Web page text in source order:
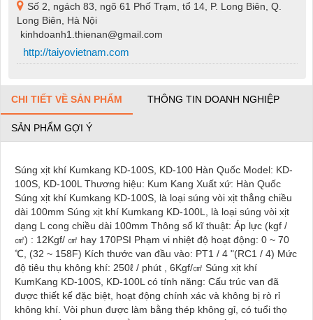
Số 2, ngách 83, ngõ 61 Phố Trạm, tổ 14, P. Long Biên, Q.
Long Biên, Hà Nội
kinhdoanh1.thienan@gmail.com
http://taiyovietnam.com
CHI TIẾT VỀ SẢN PHẨM THÔNG TIN DOANH NGHIỆP
SẢN PHẨM GỢI Ý
Súng xịt khí Kumkang KD-100S, KD-100 Hàn Quốc Model: KD-
100S, KD-100L Thương hiệu: Kum Kang Xuất xứ: Hàn Quốc
Súng xịt khí Kumkang KD-100S, là loại súng vòi xịt thẳng chiều
dài 100mm Súng xịt khí Kumkang KD-100L, là loại súng vòi xịt
dạng L cong chiều dài 100mm Thông số kĩ thuật: Áp lực (kgf /
㎠) : 12Kgf/ ㎠ hay 170PSI Phạm vi nhiệt độ hoạt động: 0 ~ 70
℃, (32 ~ 158F) Kích thước van đầu vào: PT1 / 4 "(RC1 / 4) Mức
độ tiêu thụ không khí: 250ℓ / phút , 6Kgf/㎠ Súng xịt khí
KumKang KD-100S, KD-100L có tính năng: Cấu trúc van đã
được thiết kế đặc biệt, hoạt động chính xác và không bị rò rỉ
không khí. Vòi phun được làm bằng thép không gỉ, có tuổi thọ